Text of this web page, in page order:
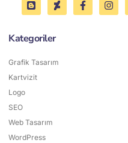
Kategoriler
Grafik Tasarım
Kartvizit
Logo
SEO
Web Tasarım
WordPress